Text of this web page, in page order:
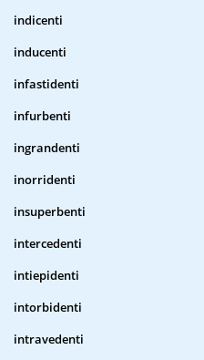
indicenti
inducenti
infastidenti
infurbenti
ingrandenti
inorridenti
insuperbenti
intercedenti
intiepidenti
intorbidenti
intravedenti